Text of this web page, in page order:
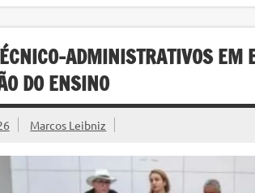
ADMINISTRATIVOS EM
DO ENSINO
Marcos Leibniz